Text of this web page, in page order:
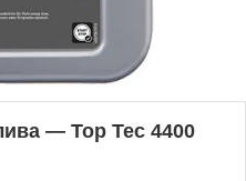
— Top Tec 4400